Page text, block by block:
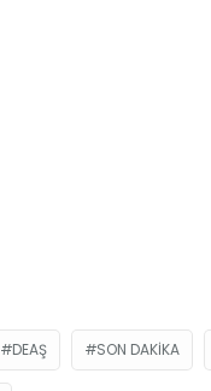
DEAŞ SON DAKIKA